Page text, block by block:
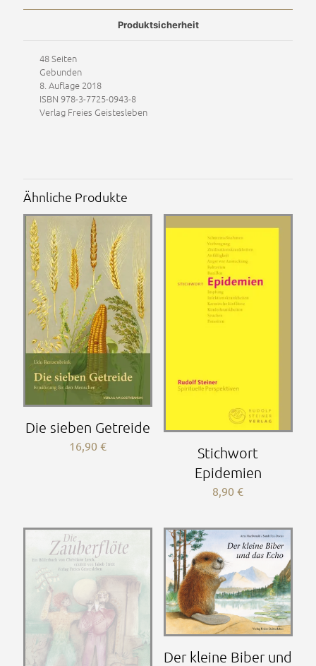
Produktsicherheit
48 Seiten
Gebunden
8. Auflage 2018
ISBN 978-3-7725-0943-8
Verlag Freies Geistesleben
Ähnliche Produkte
Die sieben Getreide
16,90€
Stichwort
Epidemien
8,90€
Der kleine Biber und